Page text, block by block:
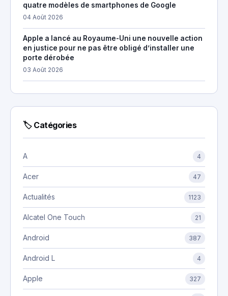
quatre modèles de smartphones de Google
04 Août 2026
Apple a lancé au Royaume-Uni une nouvelle action
en justice pour ne pas être obligé d’installer une
porte dérobée
03 Août 2026
🏷 Catégories
A 4
Acer 47
Actualités 1123
Alcatel One Touch 21
Android 387
Android L 4
Apple 327